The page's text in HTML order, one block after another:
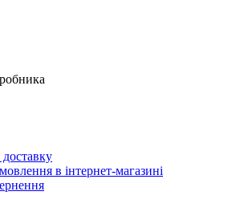
в інтернет-магазині